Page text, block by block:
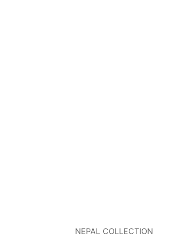
NEPAL COLLECTION